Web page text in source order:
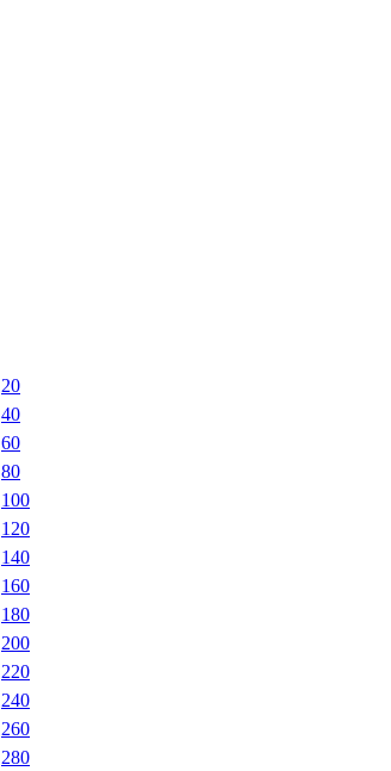
20
40
60
80
100
120
140
160
180
200
220
240
260
280